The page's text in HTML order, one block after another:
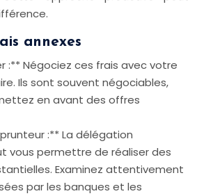
annexes
:** Négociez ces frais avec votre
Ils sont souvent négociables,
en avant des offres
:** La délégation
vous permettre de réaliser des
Examinez attentivement
par les banques et les